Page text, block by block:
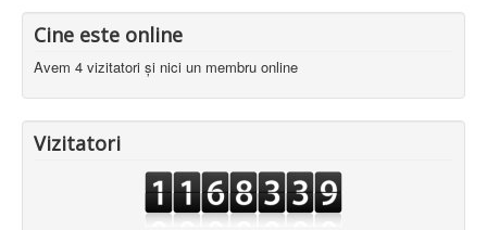
Cine este online
Avem 4 vizitatori și nici un membru online
Vizitatori